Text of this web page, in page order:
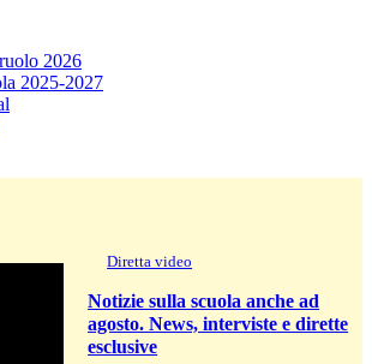
2026
2025-2027
Diretta video
Notizie sulla scuola anche ad
agosto. News, interviste e dirette
esclusive